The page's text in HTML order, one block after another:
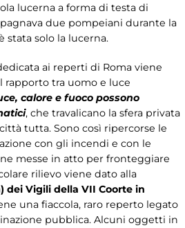
lucerna a forma di testa di
due pompeiani durante la
stata solo la lucerna.
ai reperti di Roma viene
rapporto tra uomo e luce
calore e fuoco possono
, che travalicano la sfera privata
tutta. Sono così ripercorse le
con gli incendi e con le
messe in atto per fronteggiare
rilievo viene dato alla
dei Vigili della VII Coorte in
una fiaccola, raro reperto legato
pubblica. Alcuni oggetti in